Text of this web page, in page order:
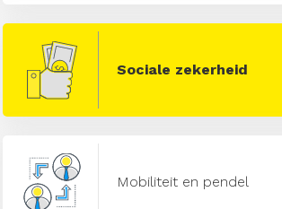
Sociale zekerheid
Mobiliteit en pendel